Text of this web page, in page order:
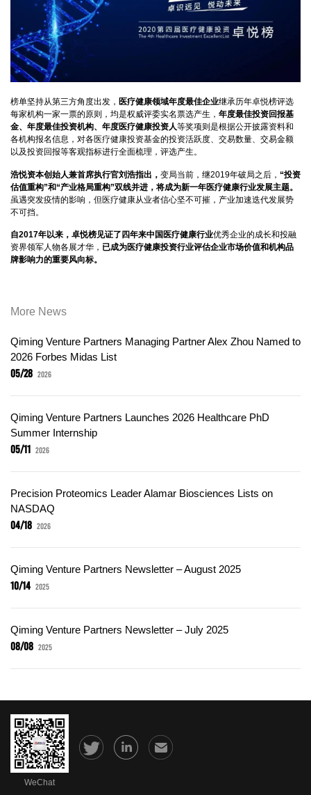
榜单坚持从第三方角度出发， 医疗健康领域年度最佳企业继承历年卓悦榜评选
每家机构一家一票的原则，均是权威评委实名票选产生， 年度最佳投资回报基
金、年度最佳投资机构、年度医疗健康投资人等奖项则是根据公开披露资料和
各机构报名信息，对各医疗健康投资基金的投资活跃度、交易数量、交易金额
以及投资回报等客观指标进行全面梳理，评选产生。
浩悦资本创始人兼首席执行官刘浩指出， 变局当前，继2019年破局之后， “投资
估值重构”和“产业格局重构”双线并进，将成为新一年医疗健康行业发展主题。
虽遇突发疫情的影响，但医疗健康从业者信心坚不可摧，产业加速迭代发展势
不可挡。
自2017年以来，卓悦榜见证了四年来中国医疗健康行业优秀企业的成长和投融
资界领军人物各展才华， 已成为医疗健康投资行业评估企业市场价值和机构品
牌影响力的重要风向标。
More News
Qiming Venture Partners Managing Partner Alex Zhou Named to
2026 Forbes Midas List
05/28 2026
Qiming Venture Partners Launches 2026 Healthcare PhD
Summer Internship
05/11 2026
Precision Proteomics Leader Alamar Biosciences Lists on
NASDAQ
04/18 2026
Qiming Venture Partners Newsletter – August 2025
10/14 2025
Qiming Venture Partners Newsletter – July 2025
08/08 2025
WeChat